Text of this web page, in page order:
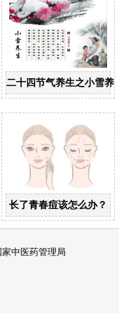
保护阳气
二十四节气养生之小雪养生
神
长了青春痘该怎么办？
家中医药管理局